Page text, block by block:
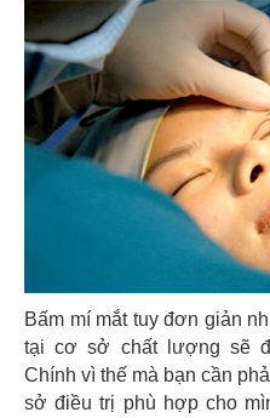
Bấm mí mắt tuy đơn giản
tại cơ sở chất lượng sẽ
Chính vì thế mà bạn cần
sở điều trị phù hợp cho